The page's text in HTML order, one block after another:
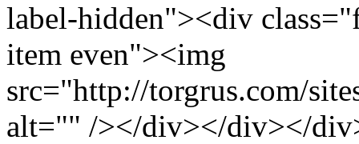
label-hidden"><div
item even"><img
src="http://torgrus.com/
alt="" /></div></div></